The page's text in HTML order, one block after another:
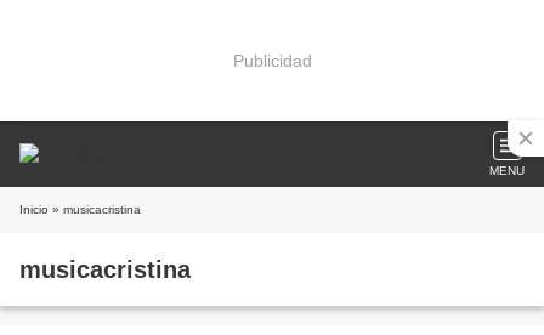
Publicidad
MENU
Inicio » musicacristina
musicacristina